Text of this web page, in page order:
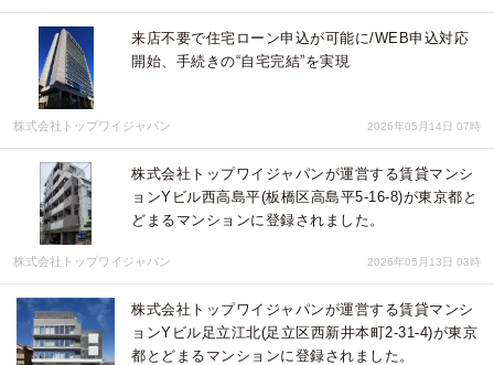
来店不要で住宅ローン申込が可能に/WEB申込対応
開始、手続きの“自宅完結”を実現
株式会社トップワイジャパン 2026年05月14日 07時
株式会社トップワイジャパンが運営する賃貸マンシ
ョンYビル西高島平(板橋区高島平5-16-8)が東京都と
どまるマンションに登録されました。
株式会社トップワイジャパン 2026年05月13日 03時
株式会社トップワイジャパンが運営する賃貸マンシ
ョンYビル足立江北(足立区西新井本町2-31-4)が東京
都とどまるマンションに登録されました。